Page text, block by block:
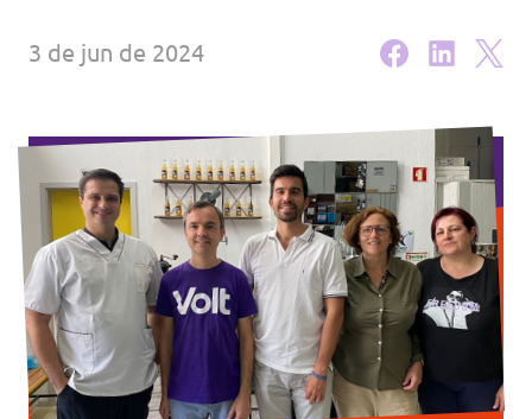
Fazer donativo
Contactos
3 de jun de 2024